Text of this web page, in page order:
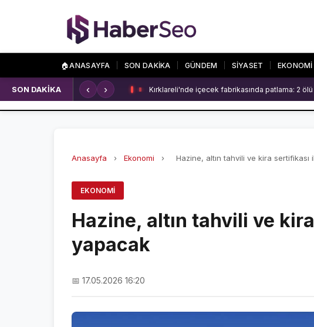
🏠ANASAYFA SON DAKİKA GÜNDEM SİYASET EKONOMİ
SPOR
GALATASARAY
BEŞİKTAŞ
ÖZEL SAYFALAR
ASTROLOJİ
NÖBETÇİ ECZANELER
SON DAKİKA ‹ › Kırklareli'nde içecek fabrikasında patlama: 2 ölü
Anasayfa › Ekonomi › Hazine, altın tahvili ve kira sertifikası
EKONOMI
Hazine, altın tahvili ve
yapacak
📅 17.05.2026 16:20